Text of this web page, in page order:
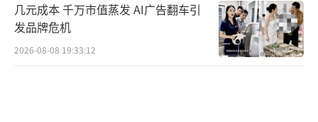
几元成本 千万市值蒸发 AI广告翻车引
发品牌危机
2026-08-08 19:33:12